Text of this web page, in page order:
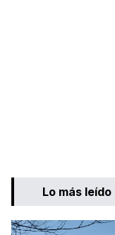
Lo más leído